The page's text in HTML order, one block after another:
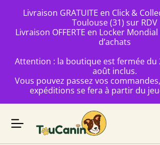
Livraison GRATUITE en Click &
Toulouse (31) sur RDV
Livraison OFFERTE en Locker
d’achats
Attention : la boutique est fermée du
août inclus.
Vous pouvez passez vos
expéditions se fera à partir du